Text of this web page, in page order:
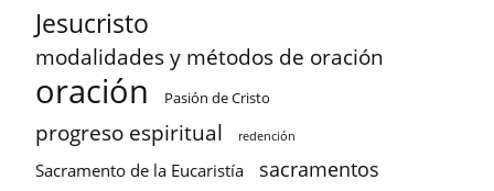
Jesucristo
modalidades y métodos de oración
oración Pasión de Cristo
progreso espiritual redención
Sacramento de la Eucaristía sacramentos